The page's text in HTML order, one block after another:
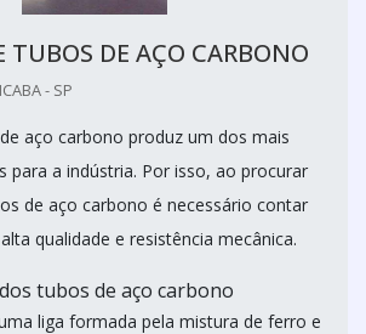
TUBOS DE AÇO CARBONO
- SP
aço carbono produz um dos mais
para a indústria. Por isso, ao procurar
de aço carbono é necessário contar
qualidade e resistência mecânica.
tubos de aço carbono
liga formada pela mistura de ferro e